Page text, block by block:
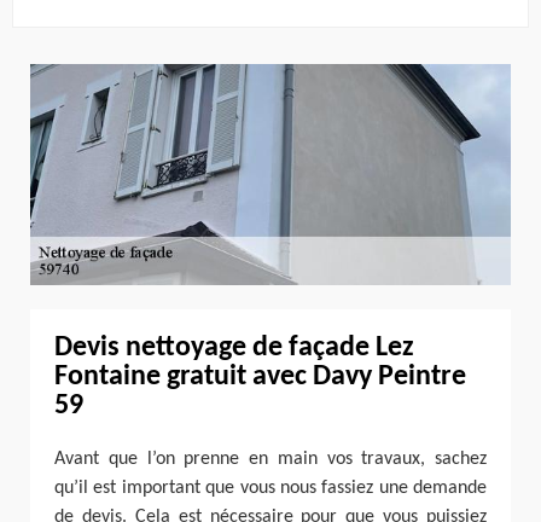
Devis nettoyage de façade Lez
Fontaine gratuit avec Davy Peintre
59
Avant que l’on prenne en main vos travaux, sachez
qu’il est important que vous nous fassiez une demande
de devis. Cela est nécessaire pour que vous puissiez